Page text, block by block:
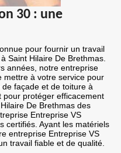
30 : une
pour fournir un travail
Saint Hilaire De Brethmas.
années, notre entreprise
mettre à votre service pour
façade et de toiture à
pour protéger efficacement
De Brethmas des
Entreprise VS
certifiés. Ayant les matériels
entreprise Entreprise VS
travail fiable et de qualité.